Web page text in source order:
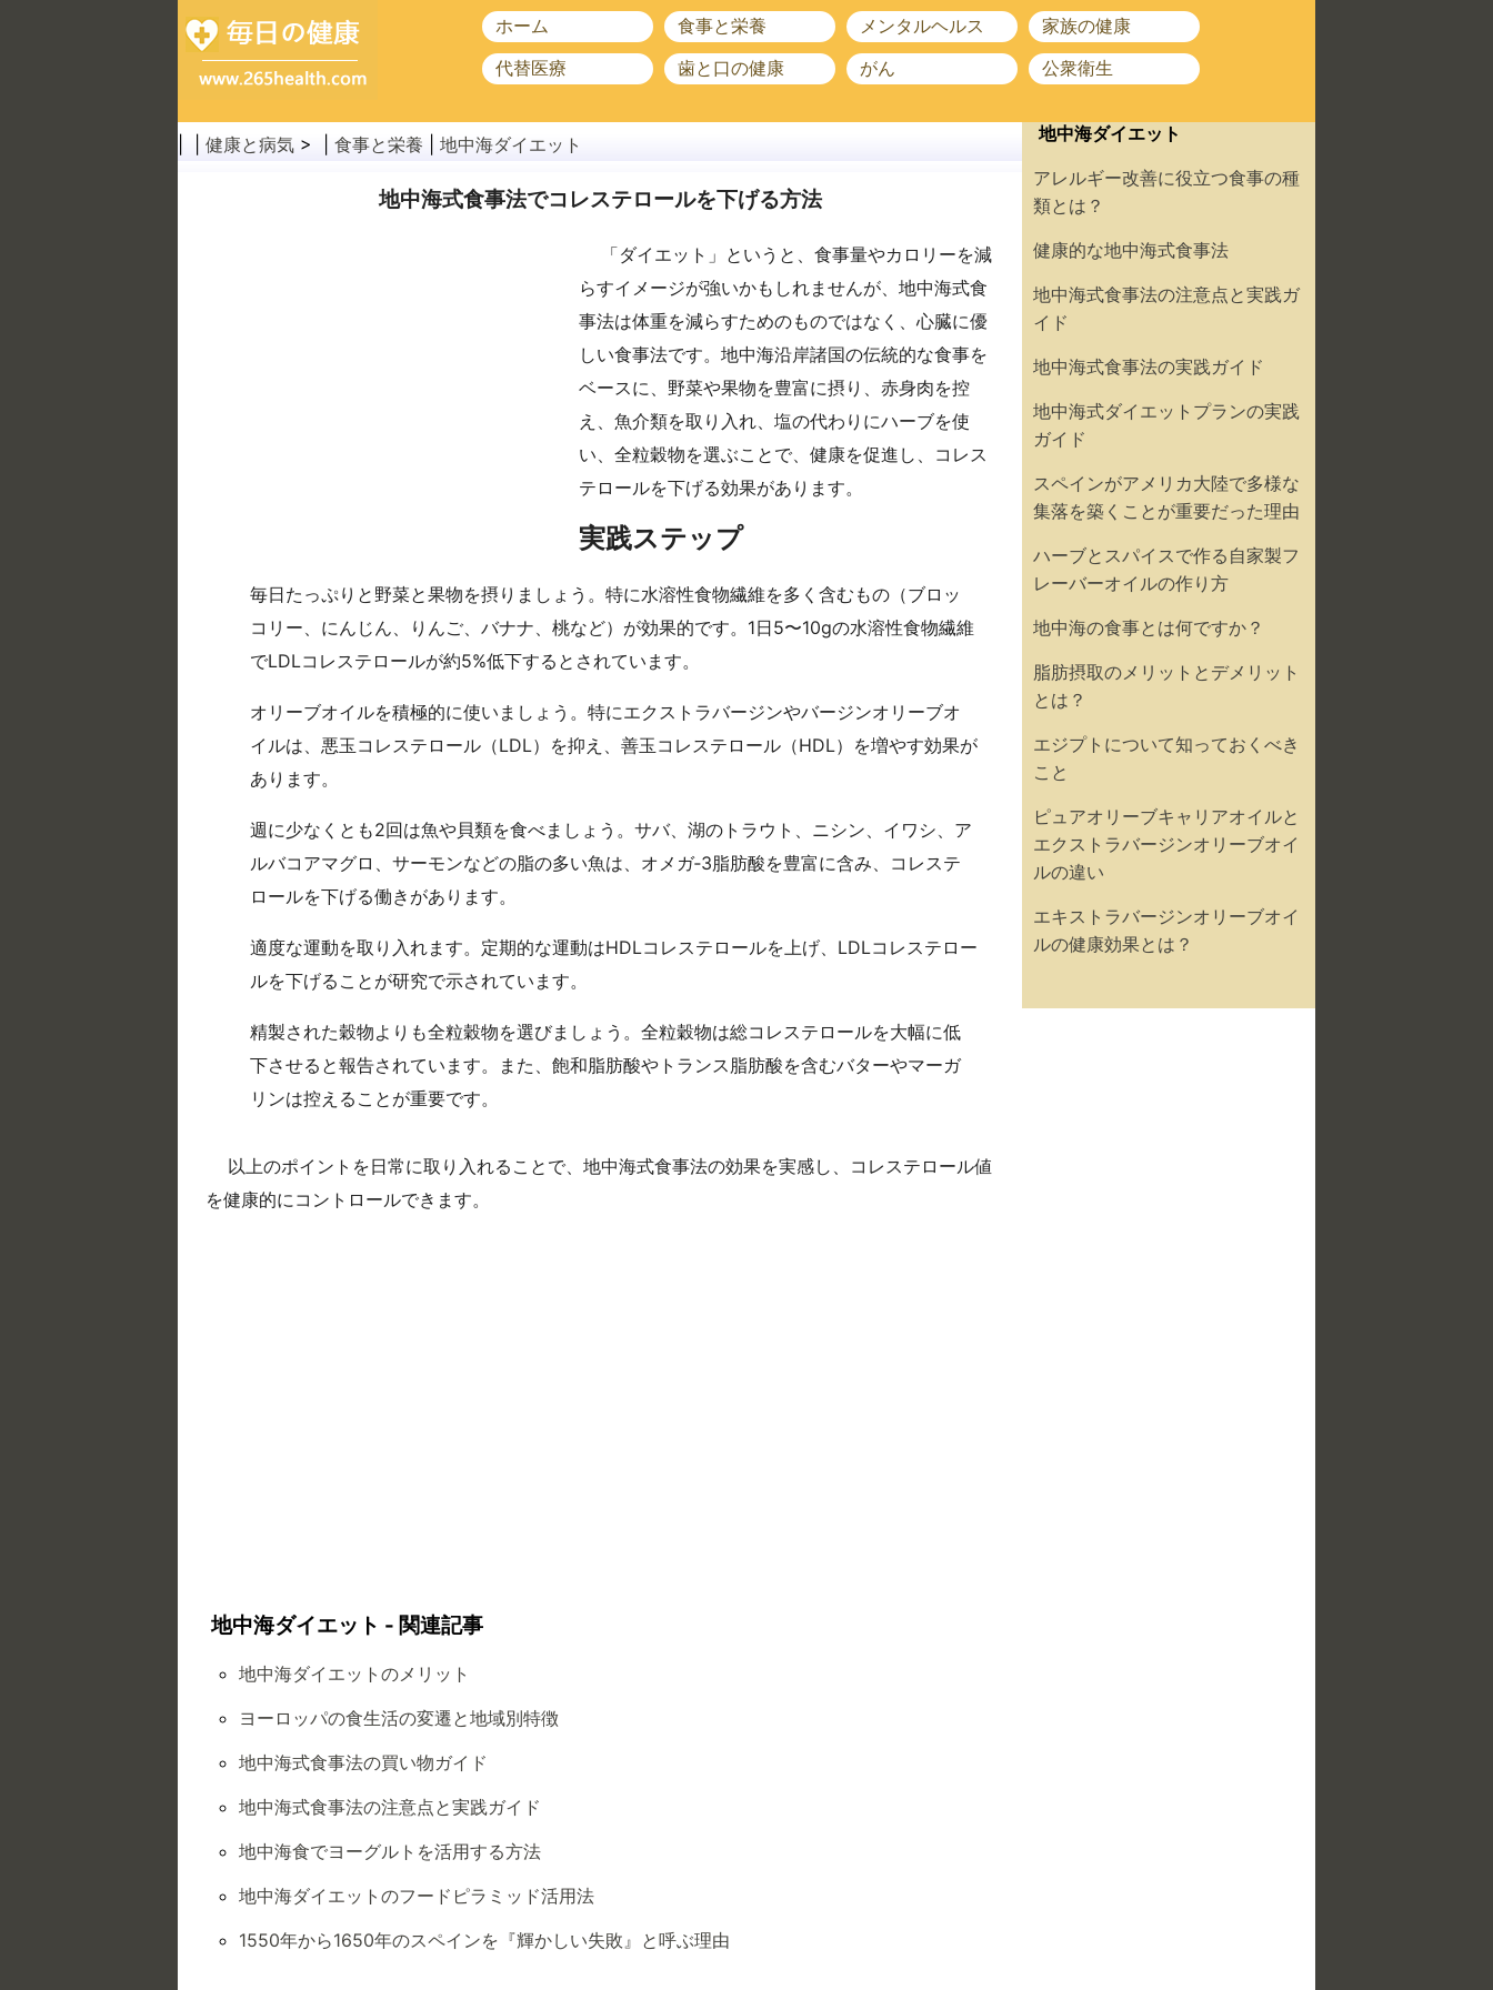
ホーム 食事と栄養 メンタルヘルス
家族の健康
代替医療
歯と口の健康 がん 公衆衛生
健康と病気 > | 食事と栄養 地中海ダイエット
地中海式食事法でコレステロールを下げる方法
「ダイエット」というと、食事量やカロリーを減
らすイメージが強いかもしれませんが、地中海式食
事法は体重を減らすためのものではなく、心臓に優
しい食事法です。地中海沿岸諸国の伝統的な食事を
ベースに、野菜や果物を豊富に摂り、赤身肉を控
え、魚介類を取り入れ、塩の代わりにハーブを使
い、全粒穀物を選ぶことで、健康を促進し、コレス
テロールを下げる効果があります。
実践ステップ
毎日たっぷりと野菜と果物を摂りましょう。特に水溶性食物繊維を多く含むもの（ブロッ
コリー、にんじん、りんご、バナナ、桃など）が効果的です。1日5〜10gの水溶性食物繊維
でLDLコレステロールが約5%低下するとされています。
オリーブオイルを積極的に使いましょう。特にエクストラバージンやバージンオリーブオ
イルは、悪玉コレステロール（LDL）を抑え、善玉コレステロール（HDL）を増やす効果が
あります。
週に少なくとも2回は魚や貝類を食べましょう。サバ、湖のトラウト、ニシン、イワシ、ア
ルバコアマグロ、サーモンなどの脂の多い魚は、オメガ‑3脂肪酸を豊富に含み、コレステ
ロールを下げる働きがあります。
適度な運動を取り入れます。定期的な運動はHDLコレステロールを上げ、LDLコレステロー
ルを下げることが研究で示されています。
精製された穀物よりも全粒穀物を選びましょう。全粒穀物は総コレステロールを大幅に低
下させると報告されています。また、飽和脂肪酸やトランス脂肪酸を含むバターやマーガ
リンは控えることが重要です。
以上のポイントを日常に取り入れることで、地中海式食事法の効果を実感し、コレステロール値
を健康的にコントロールできます。
地中海ダイエット - 関連記事
地中海ダイエットのメリット
ヨーロッパの食生活の変遷と地域別特徴
地中海式食事法の買い物ガイド
地中海式食事法の注意点と実践ガイド
地中海食でヨーグルトを活用する方法
地中海ダイエットのフードピラミッド活用法
1550年から1650年のスペインを『輝かしい失敗』と呼ぶ理由
地中海ダイエット
アレルギー改善に役立つ食事の種
類とは？
健康的な地中海式食事法
地中海式食事法の注意点と実践ガ
イド
地中海式食事法の実践ガイド
地中海式ダイエットプランの実践
ガイド
スペインがアメリカ大陸で多様な
集落を築くことが重要だった理由
ハーブとスパイスで作る自家製フ
レーバーオイルの作り方
地中海の食事とは何ですか？
脂肪摂取のメリットとデメリット
とは？
エジプトについて知っておくべき
こと
ピュアオリーブキャリアオイルと
エクストラバージンオリーブオイ
ルの違い
エキストラバージンオリーブオイ
ルの健康効果とは？